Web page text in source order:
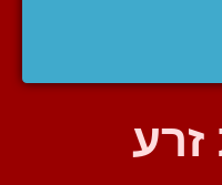
זרע